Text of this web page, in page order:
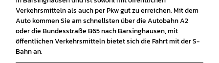
Verkehrsmitteln als auch per Pkw gut zu erreichen. Mit dem
Auto kommen Sie am schnellsten über die Autobahn A2
oder die Bundesstraße B65 nach Barsinghausen, mit
öffentlichen Verkehrsmitteln bietet sich die Fahrt mit der S-
Bahn an.